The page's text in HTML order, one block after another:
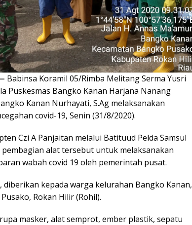
Babinsa Koramil 05/Rimba Melitang Serma Yusri
Puskesmas Bangko Kanan Harjana Nanang
Kanan Nurhayati, S.Ag melaksanakan
covid-19, Senin (31/8/2020).
Czi A Panjaitan melalui Batituud Pelda Samsul
alat tersebut untuk melaksanakan
wabah covid 19 oleh pemerintah pusat.
diberikan kepada warga kelurahan Bangko Kanan,
Rokan Hilir (Rohil).
masker, alat semprot, ember plastik, sepatu